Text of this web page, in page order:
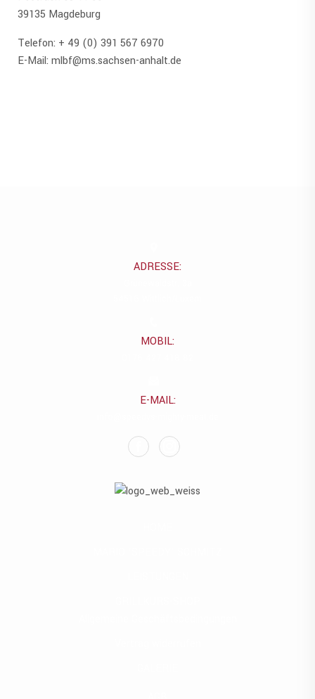
39135 Magdeburg
Telefon: + 49 (0) 391 567 6970
E-Mail: mlbf@ms.sachsen-anhalt.de
ADRESSE:
MOBIL:
E-MAIL: